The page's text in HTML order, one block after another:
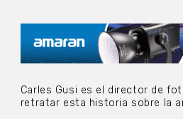
Carles Gusi es el director de
retratar esta historia sobre la